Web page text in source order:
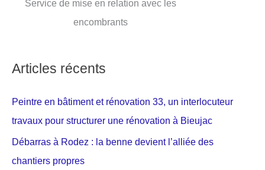
Service de mise en relation avec les
encombrants
Articles récents
Peintre en bâtiment et rénovation 33, un interlocuteur
travaux pour structurer une rénovation à Bieujac
Débarras à Rodez : la benne devient l’alliée des
chantiers propres